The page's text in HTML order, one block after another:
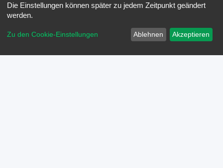
Die Einstellungen können später zu jedem Zeitpunkt geändert
werden.
Zu den Cookie-Einstellungen Ablehnen Akzeptieren